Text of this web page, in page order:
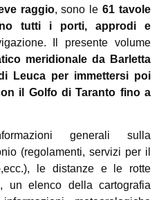
raggio, sono le61 tavole
tutti i porti, approdi e
Il presente volume
meridionale da Barletta
Leuca per immettersi poi
il Golfo di Taranto fino a
generali sulla
(regolamenti, servizi per il
le distanze e le rotte
un elenco della cartografia